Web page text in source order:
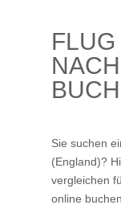
Sie suchen
(England)?
vergleichen
online